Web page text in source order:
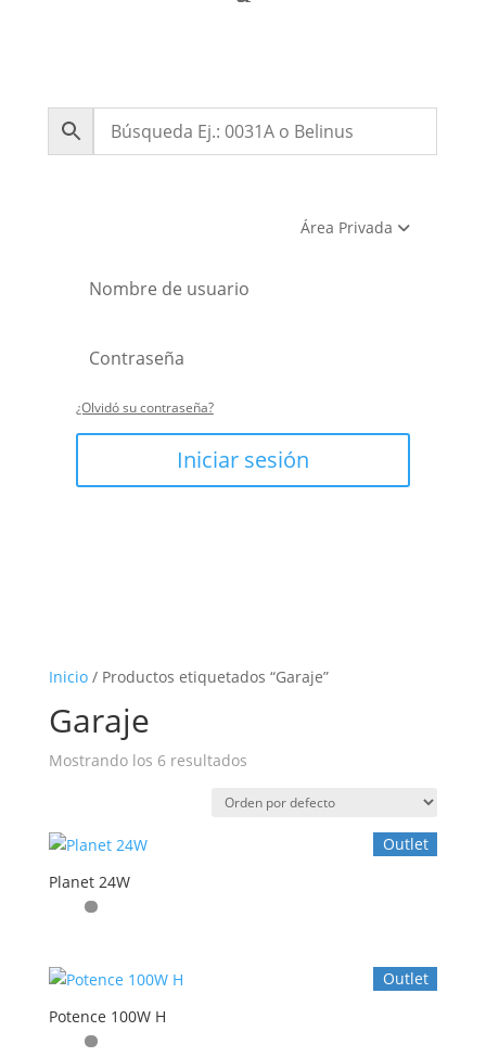
Área Privada
¿Olvidó su contraseña?
Iniciar sesión
Inicio/ Productos etiquetados “Garaje”
Garaje
Mostrando los 6 resultados
Outlet
Planet 24W
Outlet
Potence 100W H